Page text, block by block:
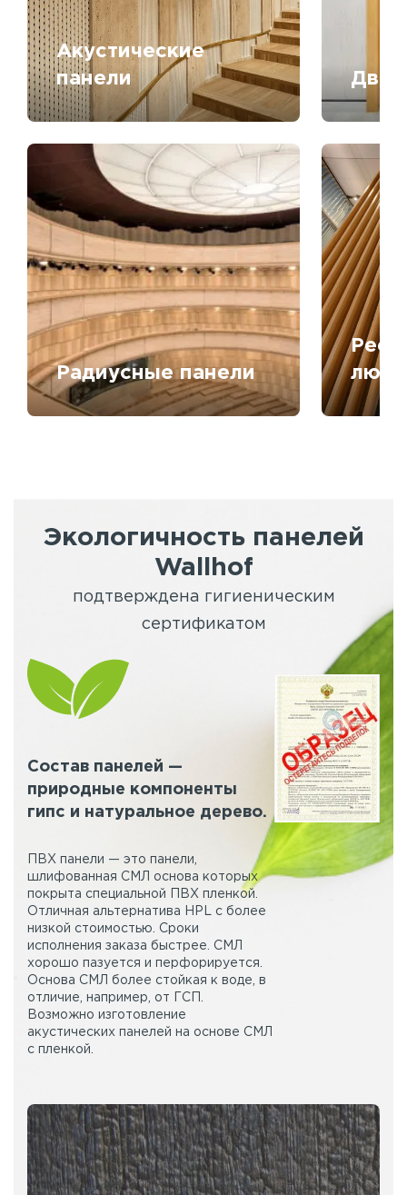
Акустические
панели
Радиусные панели
Экологичность панелей
Wallhof
подтверждена гигиеническим
сертификатом
Состав панелей —
природные компоненты
гипс и натуральное дерево.
ПВХ панели — это панели,
шлифованная СМЛ основа которых
покрыта специальной ПВХ пленкой.
Отличная альтернатива HPL с более
низкой стоимостью. Сроки
исполнения заказа быстрее. СМЛ
хорошо пазуется и перфорируется.
Основа СМЛ более стойкая к воде, в
отличие, например, от ГСП.
Возможно изготовление
акустических панелей на основе СМЛ
с пленкой.